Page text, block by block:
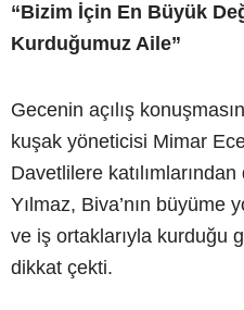
“Bizim İçin En Büyük
Kurduğumuz Aile”
Gecenin açılış
kuşak yöneticisi Mimar
Davetlilere
Yılmaz, Biva’nın büyüme
ve iş ortaklarıyla kurduğu
dikkat çekti.